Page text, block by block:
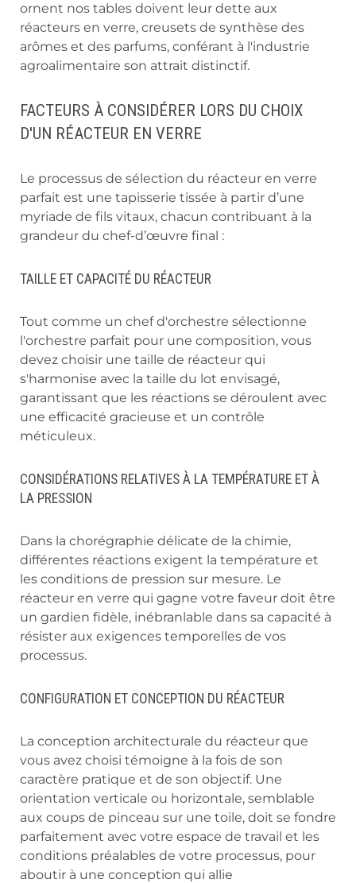
ornent nos tables doivent leur dette aux
réacteurs en verre, creusets de synthèse des
arômes et des parfums, conférant à l'industrie
agroalimentaire son attrait distinctif.
FACTEURS À CONSIDÉRER LORS DU CHOIX
D'UN RÉACTEUR EN VERRE
Le processus de sélection du réacteur en verre
parfait est une tapisserie tissée à partir d’une
myriade de fils vitaux, chacun contribuant à la
grandeur du chef-d’œuvre final :
TAILLE ET CAPACITÉ DU RÉACTEUR
Tout comme un chef d'orchestre sélectionne
l'orchestre parfait pour une composition, vous
devez choisir une taille de réacteur qui
s'harmonise avec la taille du lot envisagé,
garantissant que les réactions se déroulent avec
une efficacité gracieuse et un contrôle
méticuleux.
CONSIDÉRATIONS RELATIVES À LA TEMPÉRATURE ET À
LA PRESSION
Dans la chorégraphie délicate de la chimie,
différentes réactions exigent la température et
les conditions de pression sur mesure. Le
réacteur en verre qui gagne votre faveur doit être
un gardien fidèle, inébranlable dans sa capacité à
résister aux exigences temporelles de vos
processus.
CONFIGURATION ET CONCEPTION DU RÉACTEUR
La conception architecturale du réacteur que
vous avez choisi témoigne à la fois de son
caractère pratique et de son objectif. Une
orientation verticale ou horizontale, semblable
aux coups de pinceau sur une toile, doit se fondre
parfaitement avec votre espace de travail et les
conditions préalables de votre processus, pour
aboutir à une conception qui allie